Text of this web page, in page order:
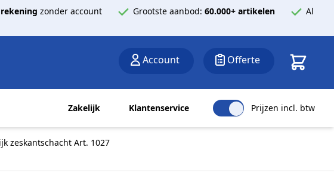
zonder account Grootste aanbod: 60.000+ artikelen
Al
Account Offerte
Zakelijk Klantenservice Prijzen incl. btw
zeskantschacht Art. 1027